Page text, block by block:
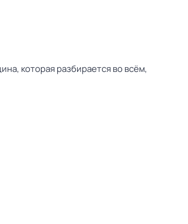
которая разбирается во всём,